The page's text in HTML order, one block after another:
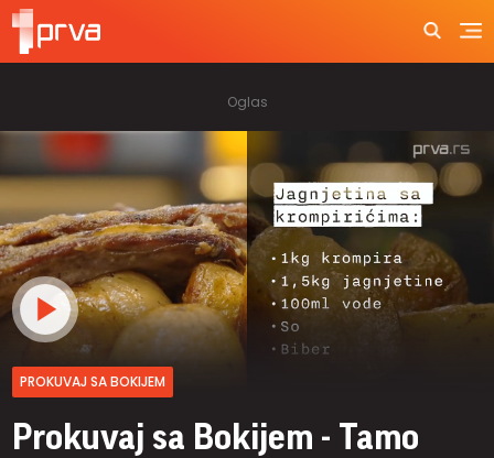
PROKUVAJ SA BOKIJEM
Prokuvaj sa Bokijem - Tamo